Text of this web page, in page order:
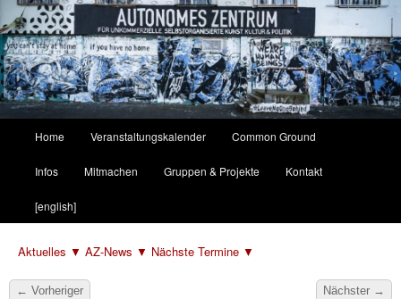
Zum
primären
Inhalt
springen
Zum
sekundären
Inhalt
springen
Home Veranstaltungskalender Common Ground
Infos Mitmachen Gruppen & Projekte Kontakt
[english]
Aktuelles ▼ AZ-News ▼ Nächste Termine ▼
Beitragsnavigation
← Vorheriger Nächster →